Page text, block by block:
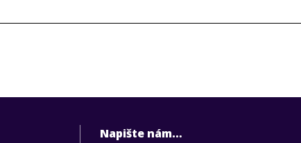
Napište nám…